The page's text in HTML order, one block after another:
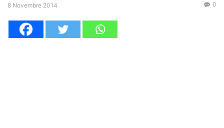
8 Novembre 2014 0